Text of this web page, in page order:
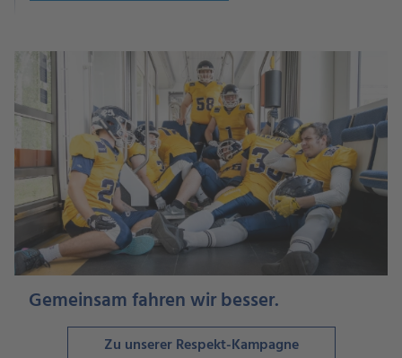
Gemeinsam fahren wir besser.
Zu unserer Respekt-Kampagne